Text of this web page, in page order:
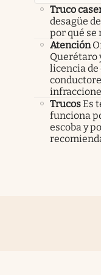
Truco
desagüe
por qué se
Atención
Querétaro
licencia de
TrucosEs
funciona
escoba y
pestañapestaña
nueva pestaña